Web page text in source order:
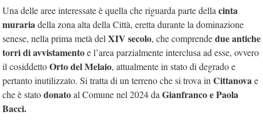
Una delle aree interessate è quella che riguarda parte della cinta
murariadella zona alta della Città, eretta durante la dominazione
senese, nella prima metà del XIV secolo, che comprendedue antiche
torri di avvistamentoe l’area parzialmente interclusa ad esse, ovvero
il cosiddettoOrto del Melaio, attualmente in stato di degrado e
pertanto inutilizzato. Si tratta di un terreno che si trova in Cittanovae
che è statodonatoal Comune nel 2024 da Gianfranco e Paola
Bacci.